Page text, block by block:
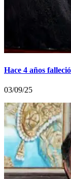
Hace 4 años
03/09/25